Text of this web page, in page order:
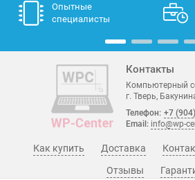
Опытные
специалисты
Контакты
Компьютерный
г. Тверь,
Телефон: +7
Email: info@wp-
Отзывы
Как купить Доставка